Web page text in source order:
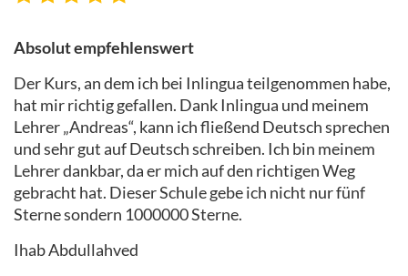
Absolut empfehlenswert
Der Kurs, an dem ich bei Inlingua teilgenommen habe,
hat mir richtig gefallen. Dank Inlingua und meinem
Lehrer „Andreas“, kann ich fließend Deutsch sprechen
und sehr gut auf Deutsch schreiben. Ich bin meinem
Lehrer dankbar, da er mich auf den richtigen Weg
gebracht hat. Dieser Schule gebe ich nicht nur fünf
Sterne sondern 1000000 Sterne.
Ihab Abdullahved